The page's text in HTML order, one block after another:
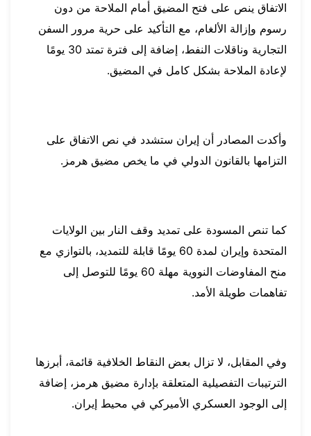
الاتفاق ينص على فتح المضيق أمام الملاحة من دون
رسوم وإزالة الألغام، مع التأكيد على حرية مرور السفن
التجارية وناقلات النفط، إضافة إلى فترة تمتد 30 يومًا
لإعادة الملاحة بشكل كامل في المضيق.
وأكدت المصادر أن إيران ستشدد في نص الاتفاق على
التزامها بالقانون الدولي في ما يخص مضيق هرمز.
كما تنص المسودة على تمديد وقف النار بين الولايات
المتحدة وإيران لمدة 60 يومًا قابلة للتمديد، بالتوازي مع
منح المفاوضات النووية مهلة 60 يومًا للتوصل إلى
تفاهمات طويلة الأمد.
وفي المقابل، لا تزال بعض النقاط الخلافية قائمة، أبرزها
الترتيبات التفصيلية المتعلقة بإدارة مضيق هرمز، إضافة
إلى الوجود العسكري الأميركي في محيط إيران.